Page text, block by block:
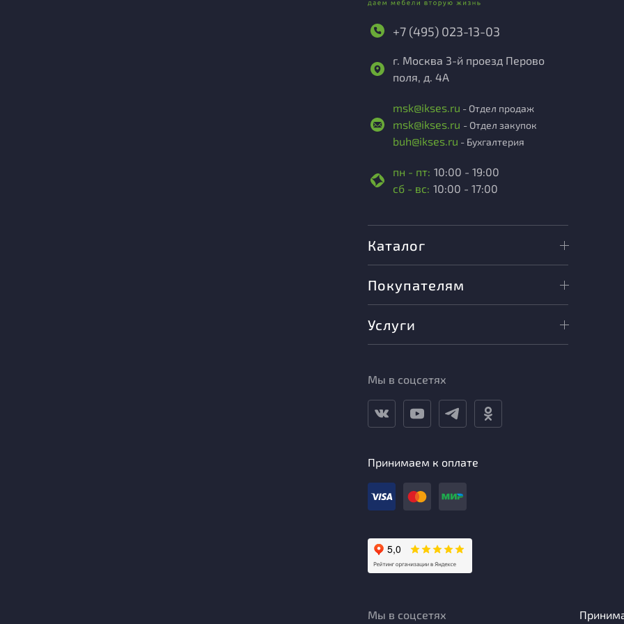
+7 (495) 023-13-03
г. Москва 3-й проезд Перово
поля, д. 4А
msk@ikses.ru - Отдел продаж
msk@ikses.ru - Отдел закупок
buh@ikses.ru - Бухгалтерия
пн - пт: 10:00 - 19:00
сб - вс: 10:00 - 17:00
Каталог
Покупателям
Услуги
Мы в соцсетях
Принимаем к оплате
Мы в соцсетях